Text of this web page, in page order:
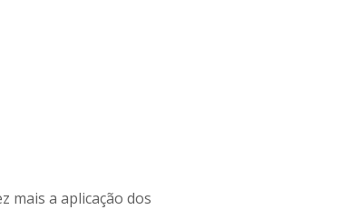
mais a aplicação dos